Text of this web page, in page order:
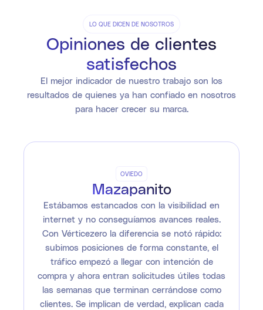
LO QUE DICEN DE NOSOTROS
Opiniones de clientes
satisfechos
El mejor indicador de nuestro trabajo son los
resultados de quienes ya han confiado en nosotros
para hacer crecer su marca.
OVIEDO
Mazapanito
Estábamos estancados con la visibilidad en
internet y no conseguíamos avances reales.
Con Vérticezero la diferencia se notó rápido:
subimos posiciones de forma constante, el
tráfico empezó a llegar con intención de
compra y ahora entran solicitudes útiles todas
las semanas que terminan cerrándose como
clientes. Se implican de verdad, explican cada